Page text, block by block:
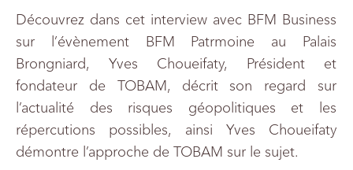
Découvrez dans cet interview avec BFM Business
sur l’évènement BFM Patrmoine au Palais
Brongniard, Yves Choueifaty, Président et
fondateur de TOBAM, décrit son regard sur
l’actualité des risques géopolitiques et les
répercutions possibles, ainsi Yves Choueifaty
démontre l’approche de TOBAM sur le sujet.